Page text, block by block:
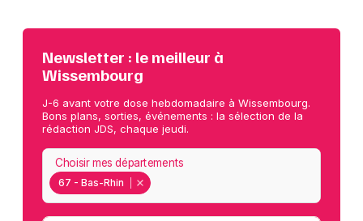
Newsletter : le meilleur à
Wissembourg
J-6 avant votre dose hebdomadaire à Wissembourg.
Bons plans, sorties, événements : la sélection de la
rédaction JDS, chaque jeudi.
67 - Bas-Rhin
Choisir mes départements